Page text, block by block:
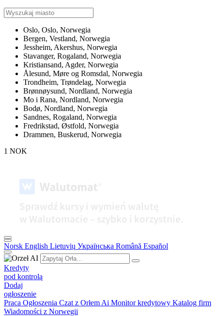
Oslo, Oslo, Norwegia
Bergen, Vestland, Norwegia
Jessheim, Akershus, Norwegia
Stavanger, Rogaland, Norwegia
Kristiansand, Agder, Norwegia
Ålesund, Møre og Romsdal, Norwegia
Trondheim, Trøndelag, Norwegia
Brønnøysund, Nordland, Norwegia
Mo i Rana, Nordland, Norwegia
Bodø, Nordland, Norwegia
Sandnes, Rogaland, Norwegia
Fredrikstad, Østfold, Norwegia
Drammen, Buskerud, Norwegia
1 NOK
Norsk English Lietuvių Українська Română Español
Kredyty
pod kontrolą
Dodaj
ogłoszenie
Praca Ogłoszenia Czat z Orłem Ai Monitor kredytowy Katalog firm
Wiadomości z Norwegii